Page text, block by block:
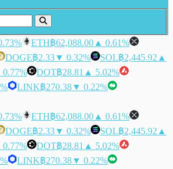
ETH฿62,088.00 ▲ 0.61%
DOGE฿2.33▼ 0.32% SOL฿2,445.92 ▲
DOT฿28.81 ▲ 5.02%
LINK฿270.38▼ 0.22%
ETH฿62,088.00 ▲ 0.61%
DOGE฿2.33▼ 0.32% SOL฿2,445.92 ▲
DOT฿28.81 ▲ 5.02%
LINK฿270.38▼ 0.22%